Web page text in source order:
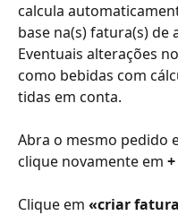
calcula
base na(s) fatura(s) de
Eventuais alterações
como bebidas com
tidas em conta.
Abra o mesmo pedido
clique novamente em
Clique em «criar